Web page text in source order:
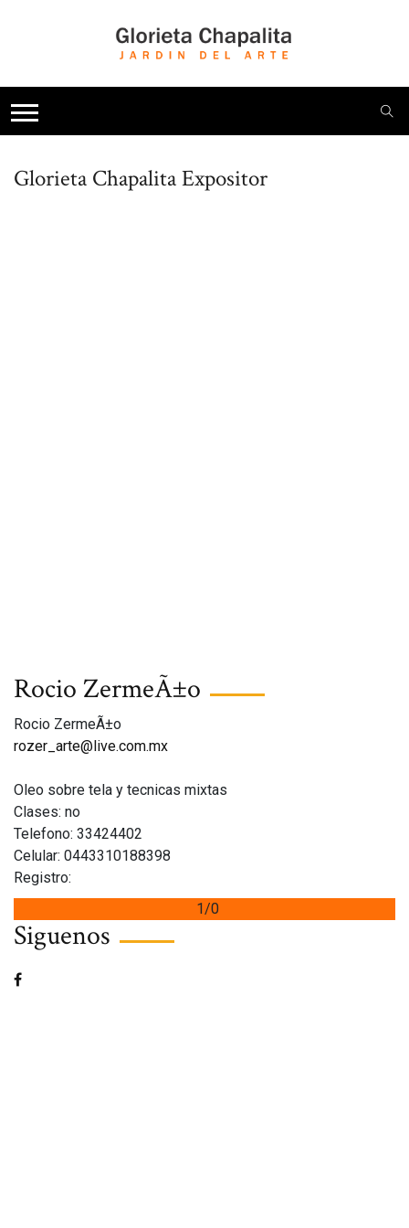
Glorieta ChapalitaExpositor
Rocio ZermeÃ±o
Rocio ZermeÃ±o
rozer_arte@live.com.mx
Oleo sobre tela y tecnicas mixtas
Clases: no
Telefono: 33424402
Celular: 0443310188398
Registro:
1/0
Siguenos